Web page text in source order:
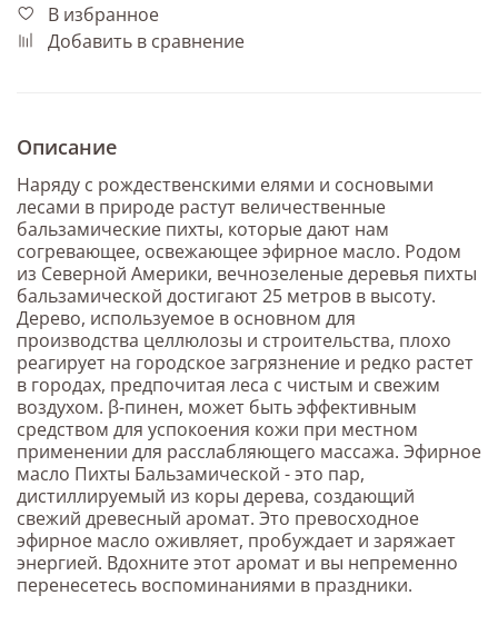
В избранное
Добавить в сравнение
Описание
Наряду с рождественскими елями и сосновыми
лесами в природе растут величественные
бальзамические пихты, которые дают нам
согревающее, освежающее эфирное масло. Родом
из Северной Америки, вечнозеленые деревья пихты
бальзамической достигают 25 метров в высоту.
Дерево, используемое в основном для
производства целлюлозы и строительства, плохо
реагирует на городское загрязнение и редко растет
в городах, предпочитая леса с чистым и свежим
воздухом. β-пинен, может быть эффективным
средством для успокоения кожи при местном
применении для расслабляющего массажа. Эфирное
масло Пихты Бальзамической - это пар,
дистиллируемый из коры дерева, создающий
свежий древесный аромат. Это превосходное
эфирное масло оживляет, пробуждает и заряжает
энергией. Вдохните этот аромат и вы непременно
перенесетесь воспоминаниями в праздники.